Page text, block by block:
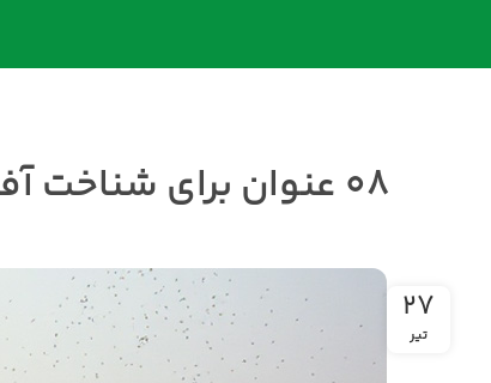
۰۸ عنوان برای شناخت آفت کرم سفید ریشه و روش مقابله با آن!
۲۷
تیر